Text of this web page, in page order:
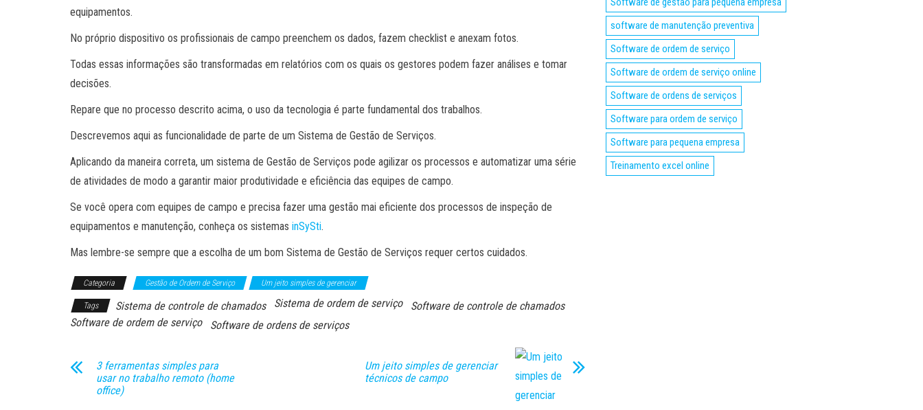
equipamentos.
No próprio dispositivo os profissionais de campo preenchem os dados, fazem checklist e anexam fotos.
Todas essas informações são transformadas em relatórios com os quais os gestores podem fazer análises e tomar
decisões.
Repare que no processo descrito acima, o uso da tecnologia é parte fundamental dos trabalhos.
Descrevemos aqui as funcionalidade de parte de um Sistema de Gestão de Serviços.
Aplicando da maneira correta, um sistema de Gestão de Serviços pode agilizar os processos e automatizar uma série
de atividades de modo a garantir maior produtividade e eficiência das equipes de campo.
Se você opera com equipes de campo e precisa fazer uma gestão mai eficiente dos processos de inspeção de
equipamentos e manutenção, conheça os sistemas inSySti.
Mas lembre-se sempre que a escolha de um bom Sistema de Gestão de Serviços requer certos cuidados.
Categoria Gestão de Ordem de Serviço Um jeito simples de gerenciar
Tags Sistema de controle de chamados Sistema de ordem de serviço
Software de controle de chamados
Software de ordem de serviço
Software de ordens de serviços
3 ferramentas simples para
usar no trabalho remoto (home
office)
Um jeito simples de gerenciar
técnicos de campo
software de manutenção preventiva
Software de ordem de serviço
Software de ordem de serviço online
Software de ordens de serviços
Software para ordem de serviço
Software para pequena empresa
Treinamento excel online